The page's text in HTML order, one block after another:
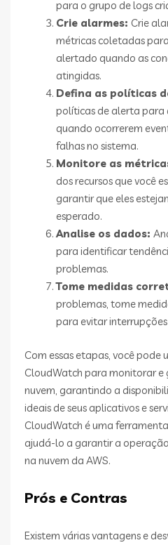
para o grupo de logs
Crie alarmes: Crie
métricas coletadas
alertado quando as
atingidas.
Defina as políticas
políticas de alerta para
quando ocorrerem
falhas no sistema.
Monitore as
dos recursos que você
garantir que eles
esperado.
Analise os dados:
para identificar
problemas.
Tome medidas
problemas, tome
para evitar interrupções
Com essas etapas, você pode
CloudWatch para monitorar e
nuvem, garantindo a
ideais de seus aplicativos e
CloudWatch é uma
ajudá-lo a garantir a
na nuvem da AWS.
Prós e Contras
Existem várias vantagens e